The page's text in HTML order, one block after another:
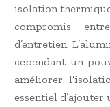
isolation
compromis
d’entretien.
cependant un
améliorer
essentiel